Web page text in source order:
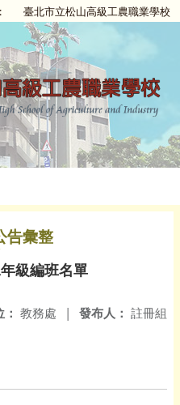
臺北市立松山高級工農職業學校
告彙整
級編班名單
發布人： 註冊組
教務處 |